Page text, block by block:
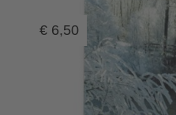
€ 6,50